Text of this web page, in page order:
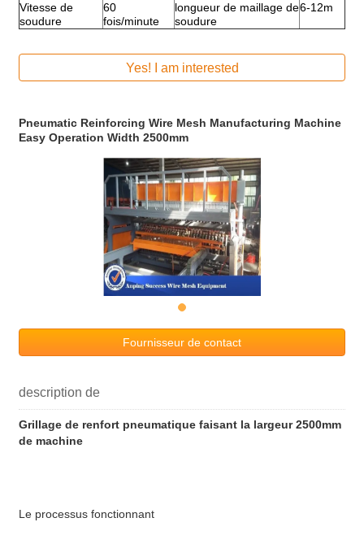
Vitesse de
soudure
60
fois/minute
longueur de maillage de
soudure
6-12m
Yes! I am interested
Pneumatic Reinforcing Wire Mesh Manufacturing Machine
Easy Operation Width 2500mm
Fournisseur de contact
description de
Grillage de renfort pneumatique faisant la largeur 2500mm
de machine
Le processus fonctionnant